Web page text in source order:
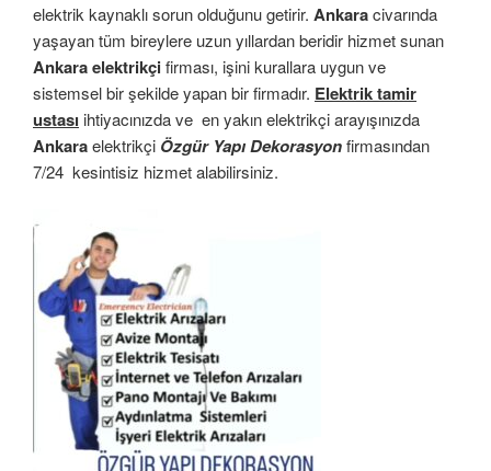
elektrik kaynaklı sorun olduğunu getirir. Ankaracivarında
yaşayan tüm bireylere uzun yıllardan beridir hizmet sunan
Ankara elektrikçifirması, işini kurallara uygun ve
sistemsel bir şekilde yapan bir firmadır. Elektrik tamir
ustası ihtiyacınızda ve en yakın elektrikçi arayışınızda
Ankaraelektrikçi Özgür Yapı Dekorasyonfirmasından
7/24 kesintisiz hizmet alabilirsiniz.